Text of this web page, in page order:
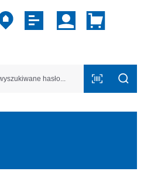
B2B